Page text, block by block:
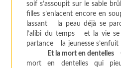
soif s’assoupit sur le sable
filles s’enlacent encore en
lassant la peau déjà se
l’alibi du temps et la vie
partance la jeunesse s’enfuit
Et la mort en dentelles
mort en dentelles qui